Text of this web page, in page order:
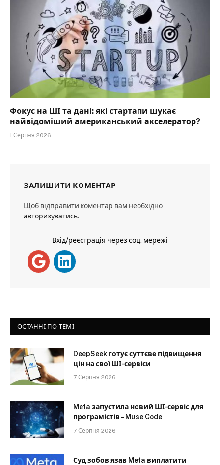
Фокус на ШІ та дані: які стартапи шукає
найвідоміший американський акселератор?
1 Серпня 2026
ЗАЛИШИТИ КОМЕНТАР
Щоб відправити коментар вам необхідно
авторизуватись.
Вхід/реєстрація через соц. мережі
ОСТАННІ ПО ТЕМІ
DeepSeek готує суттєве підвищення
цін на свої ШІ-сервіси
7 Серпня 2026
Meta запустила новий ШІ-сервіс для
програмістів – Muse Code
7 Серпня 2026
Суд зобов’язав Meta виплатити